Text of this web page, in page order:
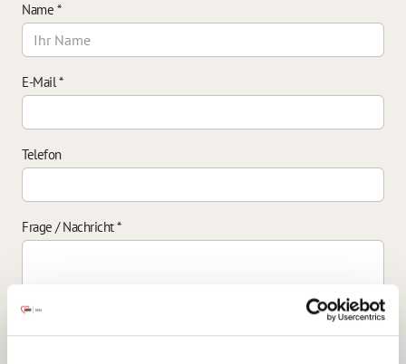
Name *
E-Mail*
Telefon
Frage / Nachricht*